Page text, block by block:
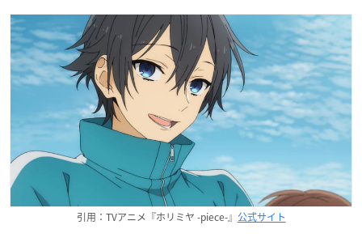
引用：TVアニメ『ホリミヤ -piece-』 公式サイト